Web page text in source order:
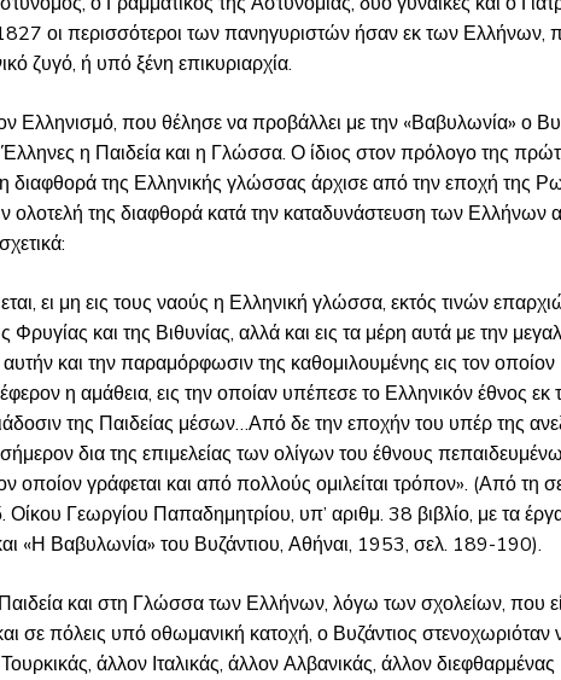
1827 οι περισσότεροι των πανηγυριστών ήσαν εκ των Ελλήνων,
ζυγό, ή υπό ξένη επικυριαρχία.
Ελληνισμό, που θέλησε να προβάλλει με την «Βαβυλωνία» ο
Έλληνες η Παιδεία και η Γλώσσα. Ο ίδιος στον πρόλογο της
η διαφθορά της Ελληνικής γλώσσας άρχισε από την εποχή της
ολοτελή της διαφθορά κατά την καταδυνάστευση των Ελλήνων
ει μη εις τους ναούς η Ελληνική γλώσσα, εκτός τινών
Φρυγίας και της Βιθυνίας, αλλά και εις τα μέρη αυτά με την
και την παραμόρφωσιν της καθομιλουμένης εις τον
η αμάθεια, εις την οποίαν υπέπεσε το Ελληνικόν έθνος εκ
της Παιδείας μέσων…Από δε την εποχήν του υπέρ της
δια της επιμελείας των ολίγων του έθνους
οποίον γράφεται και από πολλούς ομιλείται τρόπον». (Από τη
Γεωργίου Παπαδημητρίου, υπ’ αριθμ. 38 βιβλίο, με τα
«Η Βαβυλωνία» του Βυζάντιου, Αθήναι, 1953, σελ. 189-190).
και στη Γλώσσα των Ελλήνων, λόγω των σχολείων, που
σε πόλεις υπό οθωμανική κατοχή, ο Βυζάντιος στενοχωριόταν
άλλον Ιταλικάς, άλλον Αλβανικάς, άλλον διεφθαρμένας